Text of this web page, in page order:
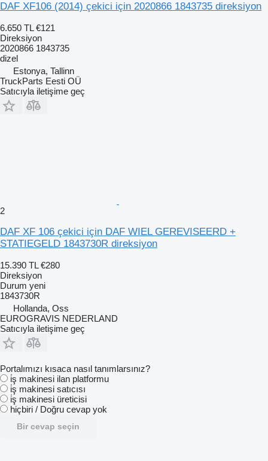
DAF XF106 (2014) çekici için 2020866 1843735 direksiyon
6.650 TL €121
Direksiyon
2020866 1843735
dizel
Estonya, Tallinn
TruckParts Eesti OÜ
Satıcıyla iletişime geç
2
DAF XF 106 çekici için DAF WIEL GEREVISEERD +
STATIEGELD 1843730R direksiyon
15.390 TL €280
Direksiyon
Durum yeni
1843730R
Hollanda, Oss
EUROGRAVIS NEDERLAND
Satıcıyla iletişime geç
Portalımızı kısaca nasıl tanımlarsınız?
i̇ş makinesi ilan platformu
i̇ş makinesi satıcısı
i̇ş makinesi üreticisi
hiçbiri / Doğru cevap yok
Bir cevap seçin